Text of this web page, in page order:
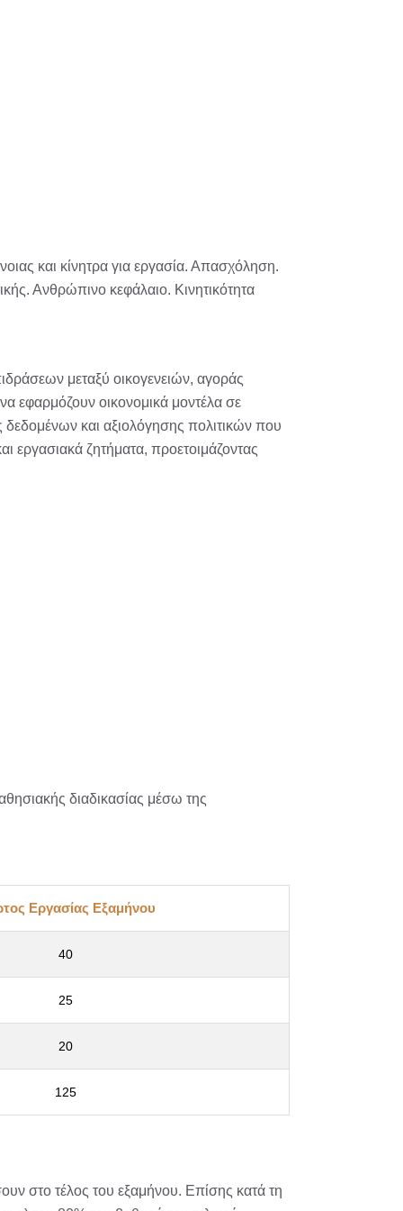
και κίνητρα για εργασία. Απασχόληση.
Ανθρώπινο κεφάλαιο. Κινητικότητα
μεταξύ οικογενειών, αγοράς
εφαρμόζουν οικονομικά μοντέλα σε
δεδομένων και αξιολόγησης πολιτικών που
εργασιακά ζητήματα, προετοιμάζοντας
διαδικασίας μέσω της
Εργασίας Εξαμήνου
40
25
20
125
στο τέλος του εξαμήνου. Επίσης κατά τη